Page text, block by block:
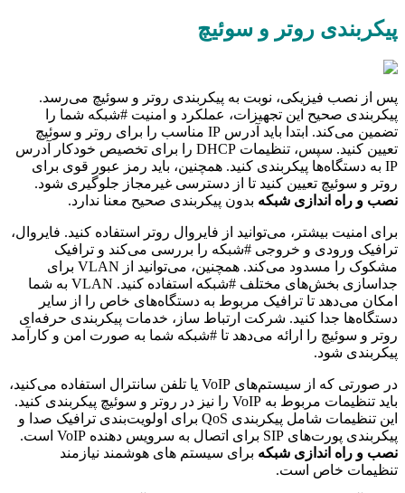
پیکربندی روتر و سوئیچ
پس از نصب فیزیکی، نوبت به پیکربندی روتر و سوئیچ می‌رسد.
پیکربندی صحیح این تجهیزات، عملکرد و امنیت #شبکه شما را
تضمین می‌کند. ابتدا باید آدرس IP مناسب را برای روتر و سوئیچ
تعیین کنید. سپس، تنظیمات DHCP را برای تخصیص خودکار آدرس
IP به دستگاه‌ها پیکربندی کنید. همچنین، باید رمز عبور قوی برای
روتر و سوئیچ تعیین کنید تا از دسترسی غیرمجاز جلوگیری شود.
نصب و راه اندازی شبکه بدون پیکربندی صحیح معنا ندارد.
برای امنیت بیشتر، می‌توانید از فایروال روتر استفاده کنید. فایروال،
ترافیک ورودی و خروجی #شبکه را بررسی می‌کند و ترافیک
مشکوک را مسدود می‌کند. همچنین، می‌توانید از VLAN برای
جداسازی بخش‌های مختلف #شبکه استفاده کنید. VLAN به شما
امکان می‌دهد تا ترافیک مربوط به دستگاه‌های خاص را از سایر
دستگاه‌ها جدا کنید. شرکت ارتباط ساز، خدمات پیکربندی حرفه‌ای
روتر و سوئیچ را ارائه می‌دهد تا #شبکه شما به صورت امن و کارآمد
پیکربندی شود.
در صورتی که از سیستم‌های VoIP یا تلفن سانترال استفاده می‌کنید،
باید تنظیمات مربوط به VoIP را نیز در روتر و سوئیچ پیکربندی کنید.
این تنظیمات شامل پیکربندی QoS برای اولویت‌بندی ترافیک صدا و
پیکربندی پورت‌های SIP برای اتصال به سرویس دهنده VoIP است.
نصب و راه اندازی شبکه برای سیستم های هوشمند نیازمند
تنظیمات خاص است.